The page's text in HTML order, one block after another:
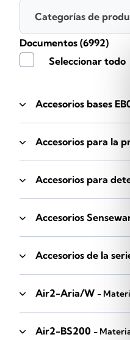
Accesorios bases
Accesorios para la
Accesorios para
Accesorios
Accesorios de la
Air2-Aria/W -
Air2-BS200 -
Documentos (6992)
Seleccionar todo
Categorías de